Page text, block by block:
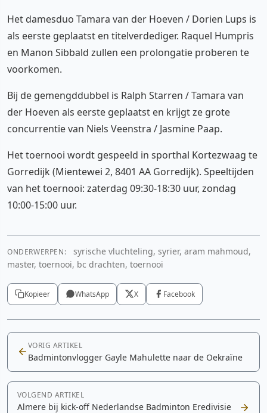
Het damesduo Tamara van der Hoeven / Dorien Lups is
als eerste geplaatst en titelverdediger. Raquel Humpris
en Manon Sibbald zullen een prolongatie proberen te
voorkomen.
Bij de gemengddubbel is Ralph Starren / Tamara van
der Hoeven als eerste geplaatst en krijgt ze grote
concurrentie van Niels Veenstra / Jasmine Paap.
Het toernooi wordt gespeeld in sporthal Kortezwaag te
Gorredijk (Mientewei 2, 8401 AA Gorredijk). Speeltijden
van het toernooi: zaterdag 09:30-18:30 uur, zondag
10:00-15:00 uur.
ONDERWERPEN:
syrische vluchteling, syrier, aram mahmoud,
master, toernooi, bc drachten, toernooi
Kopieer WhatsApp X Facebook
VORIG ARTIKEL
Badmintonvlogger Gayle Mahulette naar de Oekraïne
VOLGEND ARTIKEL
Almere bij kick-off Nederlandse Badminton Eredivisie